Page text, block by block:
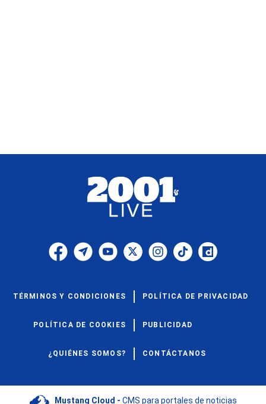
TÉRMINOS Y CONDICIONES POLÍTICA DE PRIVACIDAD
POLÍTICA DE COOKIES PUBLICIDAD
¿QUIÉNES SOMOS? CONTÁCTANOS
Mustang Cloud - CMS para portales de noticias